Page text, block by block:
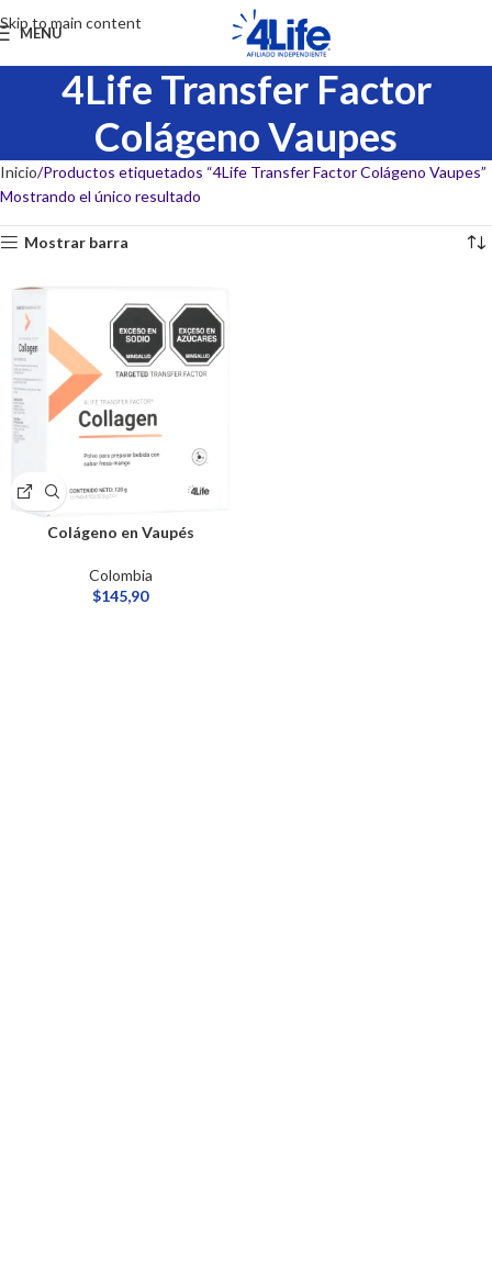
Skip to main content
MENU
4Life Transfer Factor
Colágeno​ Vaupes
Inicio Productos etiquetados “4Life Transfer Factor Colágeno​ Vaupes”
Mostrando el único resultado
Mostrar barra
Colágeno​ en Vaupés
Colombia
$145,90